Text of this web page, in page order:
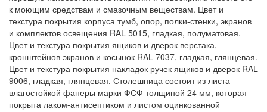
к моющим средствам и смазочным веществам. Цвет и
текстура покрытия корпуса тумб, опор, полки-стенки, экранов
и комплектов освещения RAL 5015, гладкая, полуматовая.
Цвет и текстура покрытия ящиков и дверок верстака,
кронштейнов экранов и косынок RAL 7037, гладкая, глянцевая.
Цвет и текстура покрытия накладок ручек ящиков и дверок RAL
9006, гладкая, глянцевая. Столешница состоит из листа
влагостойкой фанеры марки ФСФ толщиной 24 мм, которая
покрыта лаком-антисептиком и листом оцинкованной